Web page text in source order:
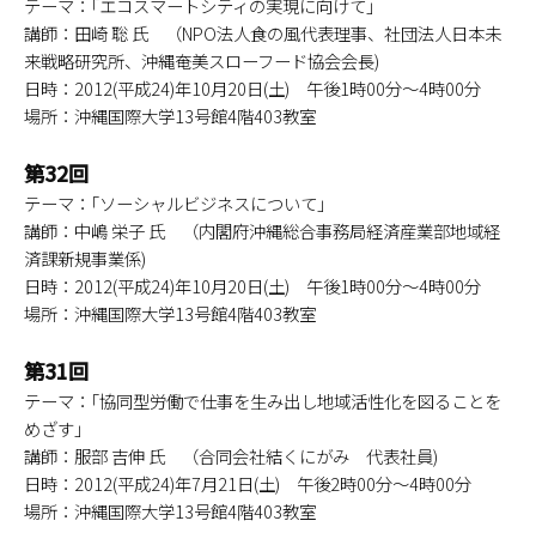
講師：田崎 聡 氏 （NPO法人食の風代表理事、社団法人日本未
来戦略研究所、沖縄奄美スローフード協会会長)
日時：2012(平成24)年10月20日(土) 午後1時00分～4時00分
場所：沖縄国際大学13号館4階403教室
第32回
テーマ：｢ソーシャルビジネスについて｣
講師：中嶋 栄子 氏 （内閣府沖縄総合事務局経済産業部地域経
済課新規事業係)
日時：2012(平成24)年10月20日(土) 午後1時00分～4時00分
場所：沖縄国際大学13号館4階403教室
第31回
テーマ：｢協同型労働で仕事を生み出し地域活性化を図ることを
めざす｣
講師：服部 吉伸 氏 （合同会社結くにがみ 代表社員)
日時：2012(平成24)年7月21日(土) 午後2時00分～4時00分
場所：沖縄国際大学13号館4階403教室